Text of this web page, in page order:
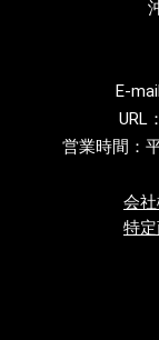
E-
URL
営業時間：
会
特